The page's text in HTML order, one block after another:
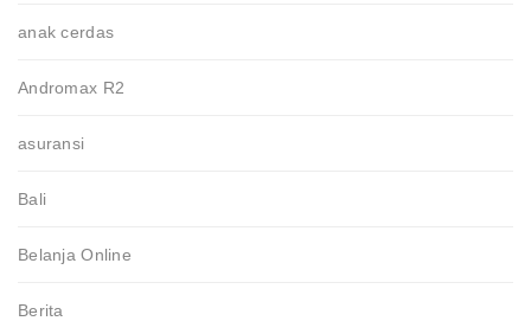
anak cerdas
Andromax R2
asuransi
Bali
Belanja Online
Berita